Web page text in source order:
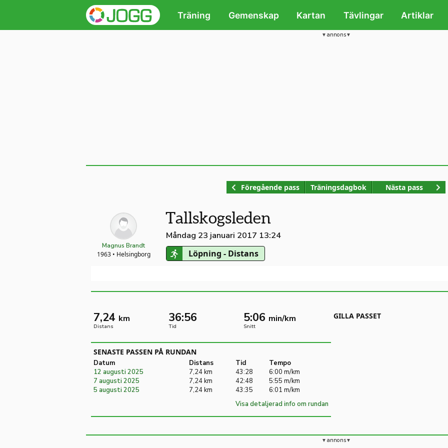
Träning Gemenskap Kartan Tävlingar Artiklar
annons
Föregående pass Träningsdagbok Nästa pass
Magnus Brandt
1963 • Helsingborg
Tallskogsleden
Måndag 23 januari 2017 13:24
Löpning - Distans
7,24 km
Distans
36:56
Tid
5:06 min/km
Snitt
SENASTE PASSEN PÅ RUNDAN
Datum Distans Tid
Tempo
12 augusti 2025
7,24 km 43:28
6:00 m/km
7 augusti 2025
7,24 km 42:48
5:55 m/km
5 augusti 2025
7,24 km 43:35
6:01 m/km
Visa detaljerad info om rundan
GILLA PASSET
annons